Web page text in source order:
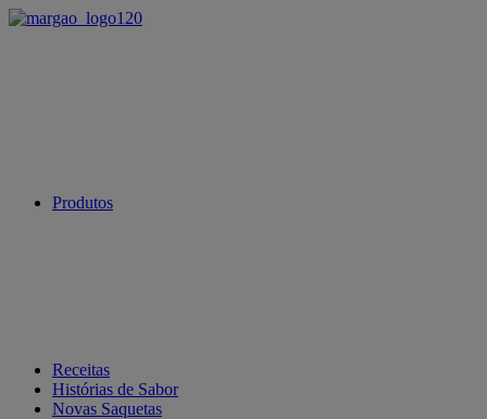
Produtos
Receitas
Histórias de Sabor
Novas Saquetas